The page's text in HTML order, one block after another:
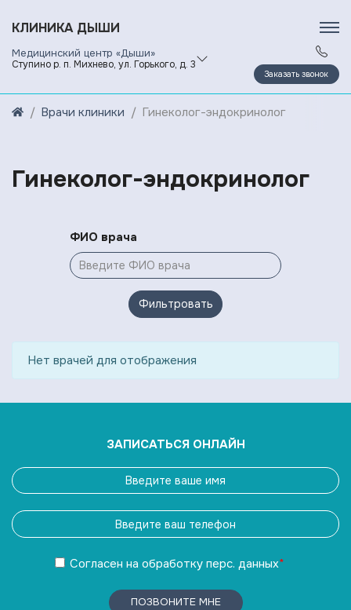
КЛИНИКА ДЫШИ
Медицинский центр «Дыши»
Ступино р. п. Михнево, ул. Горького, д. 3
Заказать звонок
Врачи клиники Гинеколог-эндокринолог
Гинеколог-эндокринолог
ФИО врача
Фильтровать
Нет врачей для отображения
ЗАПИСАТЬСЯ ОНЛАЙН
Согласен на обработку перс. данных*
ПОЗВОНИТЕ МНЕ